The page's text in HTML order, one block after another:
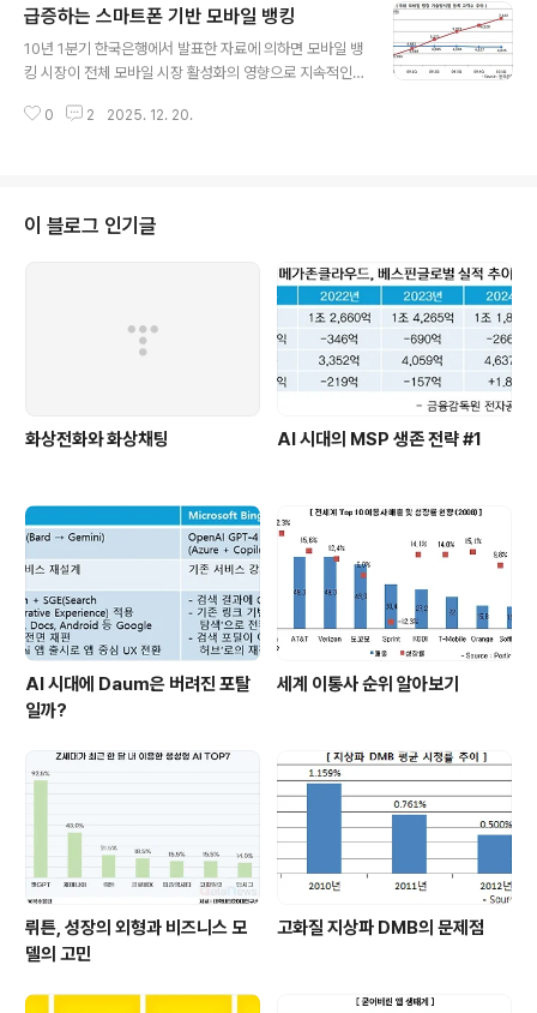
로 한 국내 이통사 CEO 간담회를 통해 국내에서 통합 앱스
토어를 구축하기로 합의한다. 앱스토어의 방향성은 매우
명확한다. 국내 통합 앱스토어에서 Web Platform을 중
표준을 빠르게 만들어내고, 이를 WAC에 적용하여 세계 표
급증하는 스마트폰 기반 모바일 뱅킹
10년 1분기 한국은행에서 발표한 자료에 의하면 모바일 뱅
킹 시장이 전체 모바일 시장 활성화의 영향으로 지속적인
킹 중 모바일 뱅킹의 비중은 이용건수 기준 7.0%, 이용금
다. 이번 분기 전체 모바일 뱅킹 사용 고객수는 1,185만명
을 기록하였고, 이는 전분기 대비 6.1% 증가한 것이다. 이
통사의 모바일 뱅킹 가입자 추이를 보면 10년 2월말 현재
256만명으로 SKT 124 만명(48.43%), KT 90만명(3
5.15%), LGT 42만명(16.40%) 등으로 보고..
0 2 2025. 12. 20.
이 블로그 인기글
화상전화와 화상채팅 AI 시대의 MSP 생존 전략 #1
AI 시대에 Daum은 버려진 포탈
일까?
세계 이통사 순위 알아보기
뤼튼, 성장의 외형과 비즈니스 모
델의 고민
고화질 지상파 DMB의 문제점